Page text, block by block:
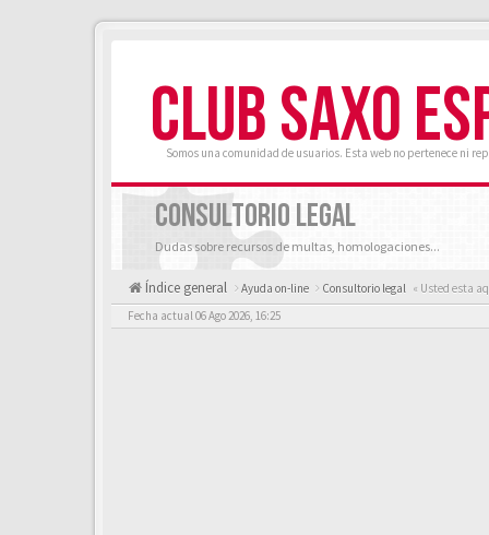
CLUB SAXO
Somos una comunidad de usuarios. Esta web no pertenece ni
CONSULTORIO LEGAL
Dudas sobre recursos de multas, homologaciones...
Índice general Ayuda on-line Consultorio legal « Usted esta
Fecha actual 06 Ago 2026, 16:25